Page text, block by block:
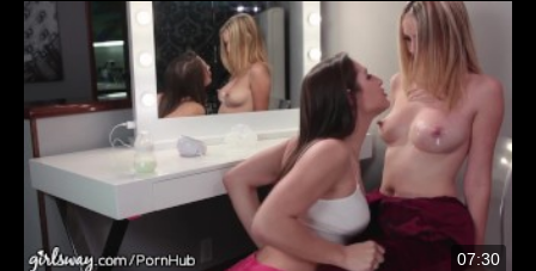
07:30